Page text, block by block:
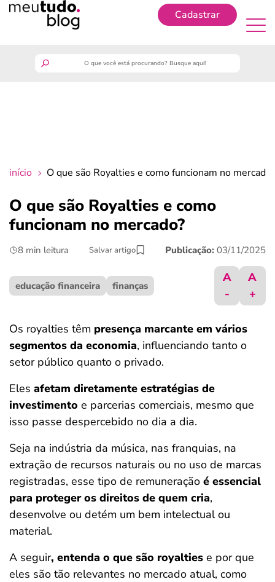
Cadastrar
crédito fácil
últimas notícias
ferramentas
início O que são Royalties e como funcionam no mercado?
O que são Royalties e como
funcionam no mercado?
8 min leitura Salvar artigo Publicação: 03/11/2025
educação financeira finanças
A
-
A
+
Os royalties têm presença marcante em vários
segmentos da economia, influenciando tanto o
setor público quanto o privado.
Eles afetam diretamente estratégias de
investimento e parcerias comerciais, mesmo que
isso passe despercebido no dia a dia.
Seja na indústria da música, nas franquias, na
extração de recursos naturais ou no uso de marcas
registradas, esse tipo de remuneração é essencial
para proteger os direitos de quem cria,
desenvolve ou detém um bem intelectual ou
material.
A seguir, entenda o que são royalties e por que
eles são tão relevantes no mercado atual, como